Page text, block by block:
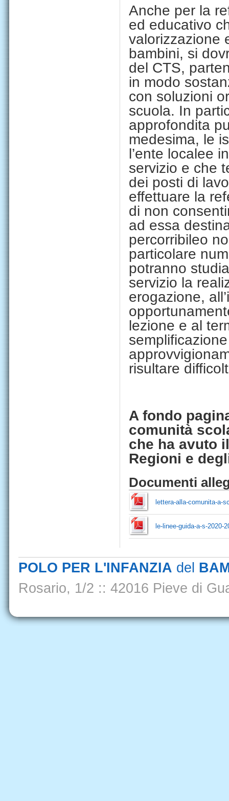
Anche per la
ed educativo
valorizzazione
bambini, si
del CTS,
in modo
con soluzioni
scuola. In
approfondita
medesima, le
l’ente localee
servizio e che
dei posti di
effettuare la
di non
ad essa
percorribileo
particolare
potranno
servizio la
erogazione,
lezione e al
risultare
A fondo
comunità
che ha avuto
Regioni e
Documenti
lettera-alla-comunita-a-
le-linee-guida-a-s-2020-
POLO PER L'INFANZIA del
Rosario, 1/2 :: 42016 Pieve di